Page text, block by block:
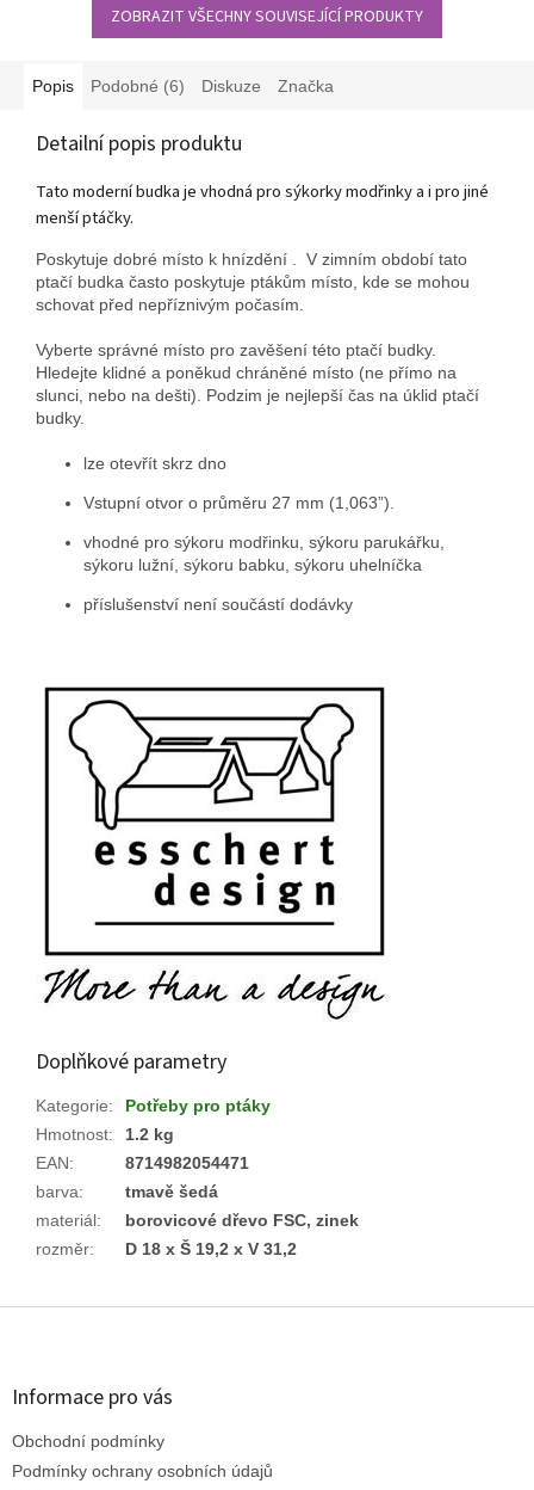
ZOBRAZIT VŠECHNY SOUVISEJÍCÍ PRODUKTY
Popis Podobné (6) Diskuze Značka
Detailní popis produktu
Tato moderní budka je vhodná pro sýkorky modřinky a i pro jiné
menší ptáčky.
Poskytuje dobré místo k hnízdění . V zimním období tato
ptačí budka často poskytuje ptákům místo, kde se mohou
schovat před nepříznivým počasím.
Vyberte správné místo pro zavěšení této ptačí budky.
Hledejte klidné a poněkud chráněné místo (ne přímo na
slunci, nebo na dešti). Podzim je nejlepší čas na úklid ptačí
budky.
lze otevřít skrz dno
Vstupní otvor o průměru 27 mm (1,063”).
vhodné pro sýkoru modřinku, sýkoru parukářku,
sýkoru lužní, sýkoru babku, sýkoru uhelníčka
příslušenství není součástí dodávky
Doplňkové parametry
Kategorie:
Potřeby pro ptáky
Hmotnost:
1.2 kg
EAN:
8714982054471
barva:
tmavě šedá
materiál:
borovicové dřevo FSC, zinek
rozměr: D 18 x Š 19,2 x V 31,2
Z
Informace pro vás
Obchodní podmínky
Podmínky ochrany osobních údajů